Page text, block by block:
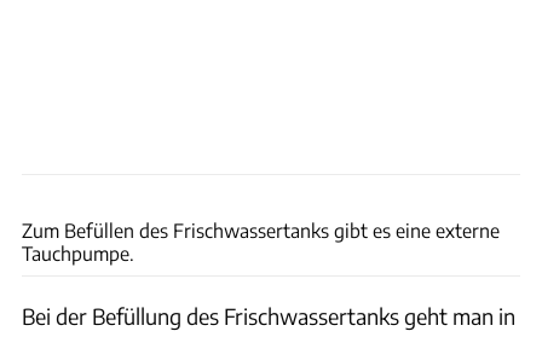
Zum Befüllen des Frischwassertanks gibt es eine externe
Tauchpumpe.
Bei der Befüllung des Frischwassertanks geht man in